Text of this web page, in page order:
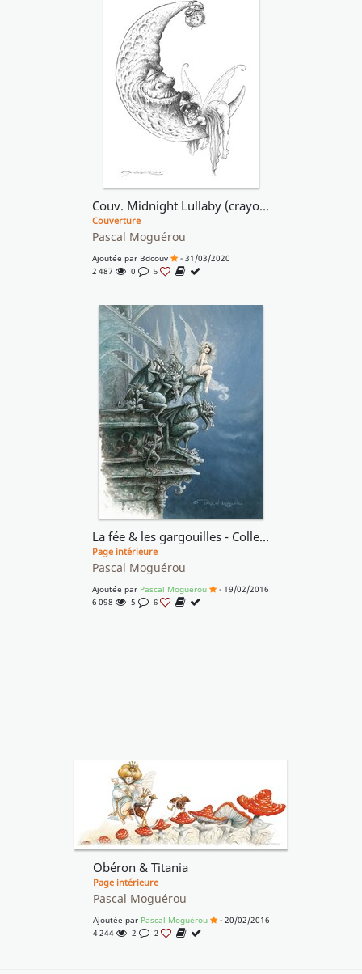
Couv. Midnight Lullaby (crayonné)
Couverture
Pascal Moguérou
Ajoutée par Bdcouv
- 31/03/2020
2 487
0 5
La fée & les gargouilles - Collection Privée
Page intérieure
Pascal Moguérou
Ajoutée par Pascal Moguérou
- 19/02/2016
6 098
5 6
Obéron & Titania
Page intérieure
Pascal Moguérou
Ajoutée par Pascal Moguérou
- 20/02/2016
4 244
2 2